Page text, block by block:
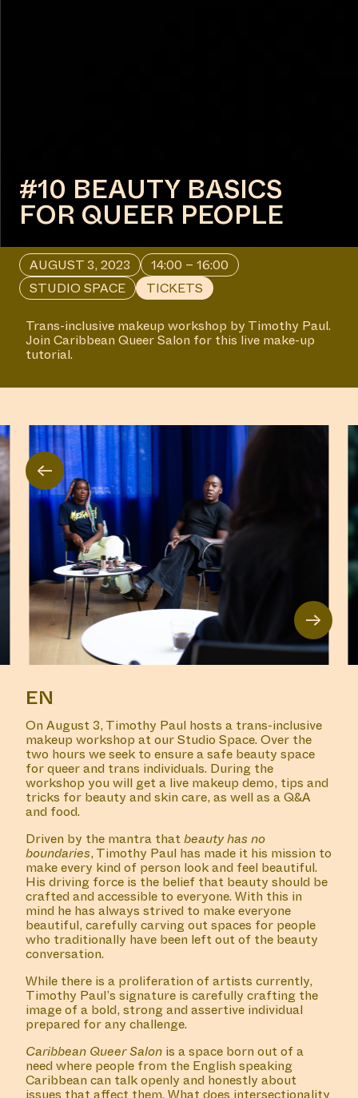
#10 BEAUTY BASICS
FOR QUEER PEOPLE
AUGUST 3, 2023
14:00 – 16:00
STUDIO SPACE
TICKETS
Trans-inclusive makeup workshop by Timothy Paul.
Join Caribbean Queer Salon for this live make-up
tutorial.
←
→
EN
On August 3, Timothy Paul hosts a trans-inclusive
makeup workshop at our Studio Space. Over the
two hours we seek to ensure a safe beauty space
for queer and trans individuals. During the
workshop you will get a live makeup demo, tips and
tricks for beauty and skin care, as well as a Q&A
and food.
Driven by the mantra thatbeauty has no
boundaries, Timothy Paul has made it his mission to
make every kind of person look and feel beautiful.
His driving force is the belief that beauty should be
crafted and accessible to everyone. With this in
mind he has always strived to make everyone
beautiful, carefully carving out spaces for people
who traditionally have been left out of the beauty
conversation.
While there is a proliferation of artists currently,
Timothy Paul’s signature is carefully crafting the
image of a bold, strong and assertive individual
prepared for any challenge.
Caribbean Queer Salon is a space born out of a
need where people from the English speaking
Caribbean can talk openly and honestly about